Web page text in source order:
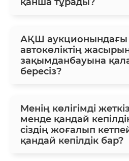
АҚШ аукционындағы
автокөліктің
зақымданбауына
бересіз?
Менің көлігімді
менде қандай
сіздің жоғалып
қандай кепілдік бар?